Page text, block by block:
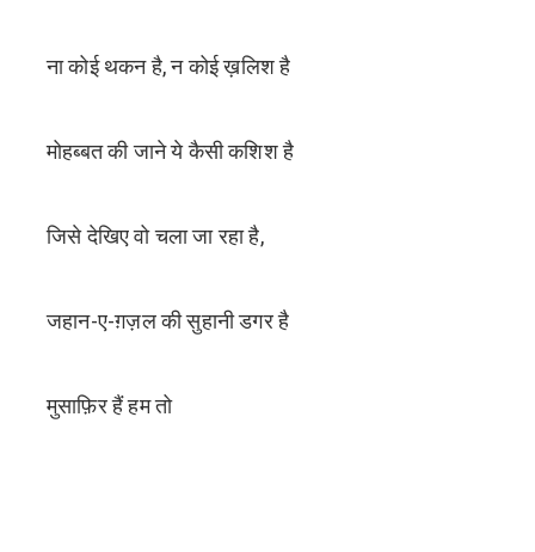
ना कोई थकन है, न कोई ख़लिश है
मोहब्बत की जाने ये कैसी कशिश है
जिसे देखिए वो चला जा रहा है,
जहान-ए-ग़ज़ल की सुहानी डगर है
मुसाफ़िर हैं हम तो